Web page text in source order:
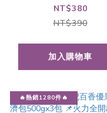
(🔥火速熱銷中🔥)
NT$380
NT$390
加入購物車
🔥熱銷1280件🔥